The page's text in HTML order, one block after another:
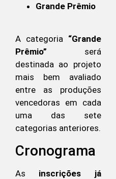
Grande Prêmio
A categoria “Grande
Prêmio” será
destinada ao projeto
mais bem avaliado
entre as produções
vencedoras em cada
uma das sete
categorias anteriores.
Cronograma
As inscrições já